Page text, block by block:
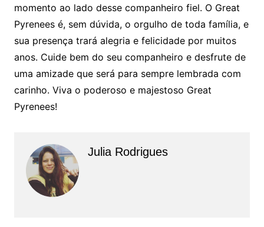
momento ao lado desse companheiro fiel. O Great
Pyrenees é, sem dúvida, o orgulho de toda família, e
sua presença trará alegria e felicidade por muitos
anos. Cuide bem do seu companheiro e desfrute de
uma amizade que será para sempre lembrada com
carinho. Viva o poderoso e majestoso Great
Pyrenees!
Julia Rodrigues